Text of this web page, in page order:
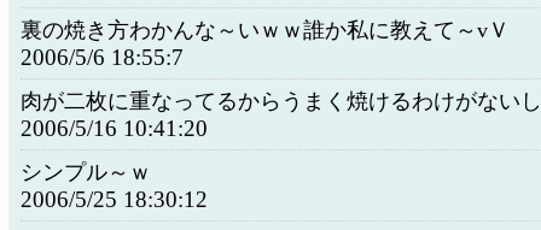
裏の焼き方わかんな～いｗｗ誰か私に教えて～vＶ
2006/5/6 18:55:7
肉が二枚に重なってるからうまく焼けるわけがない
2006/5/16 10:41:20
シンプル～ｗ
2006/5/25 18:30:12